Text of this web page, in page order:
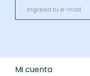
Mi cuenta